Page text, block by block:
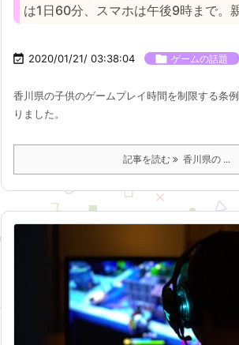
は1日60分、スマホは午後9時まで。
 2020/01/21/ 03:38:04  ゲームの話題
香川県の子供のゲームプレイ時間を制限する条
りました。
記事を読む 香川県の ...